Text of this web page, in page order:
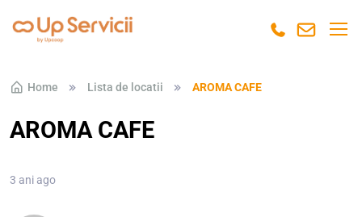
Skip to navigation
Skip to content
Home Lista de locatii AROMA CAFE
AROMA CAFE
3 ani ago